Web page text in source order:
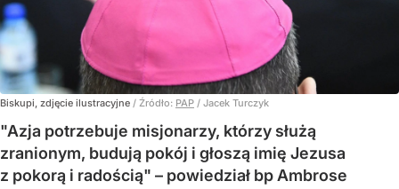
Biskupi, zdjęcie ilustracyjne / Źródło: PAP / Jacek Turczyk
"Azja potrzebuje misjonarzy, którzy służą
zranionym, budują pokój i głoszą imię Jezusa
z pokorą i radością" – powiedział bp Ambrose